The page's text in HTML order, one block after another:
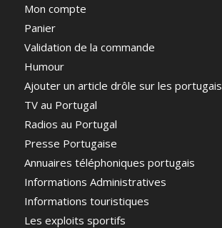
Mon compte
Panier
Validation de la commande
Humour
Ajouter un article drôle sur les portugais
TV au Portugal
Radios au Portugal
Presse Portugaise
Annuaires téléphoniques portugais
Informations Administratives
Informations touristiques
Les exploits sportifs